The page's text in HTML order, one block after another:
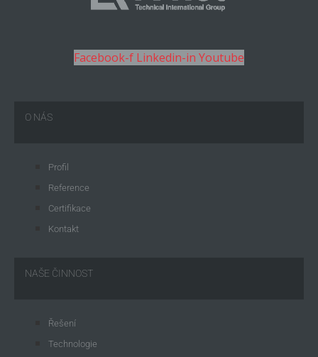
Facebook-f Linkedin-in Youtube
O NÁS
Profil
Reference
Certifikace
Kontakt
NAŠE ČINNOST
Řešení
Technologie